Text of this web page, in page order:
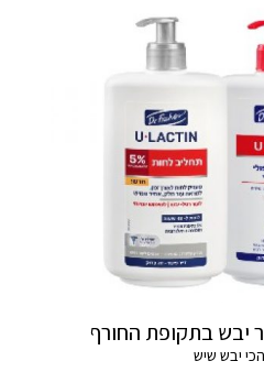
יבש בתקופת החורף
יבש שיש